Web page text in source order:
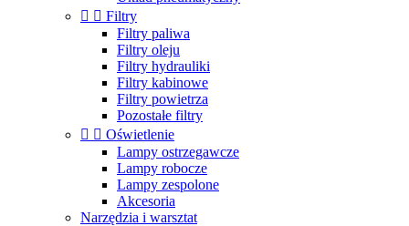
  Filtry
Filtry paliwa
Filtry oleju
Filtry hydrauliki
Filtry kabinowe
Filtry powietrza
Pozostałe filtry
  Oświetlenie
Lampy ostrzegawcze
Lampy robocze
Lampy zespolone
Akcesoria
Narzędzia i warsztat